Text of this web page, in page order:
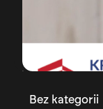
Bez kategorii